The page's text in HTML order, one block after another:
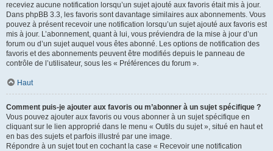
receviez aucune notification lorsqu’un sujet ajouté aux favoris était mis à jour.
Dans phpBB 3.3, les favoris sont davantage similaires aux abonnements. Vous
pouvez à présent recevoir une notification lorsqu’un sujet ajouté aux favoris est
mis à jour. L’abonnement, quant à lui, vous préviendra de la mise à jour d’un
forum ou d’un sujet auquel vous êtes abonné. Les options de notification des
favoris et des abonnements peuvent être modifiés depuis le panneau de
contrôle de l’utilisateur, sous les « Préférences du forum ».
Haut
Comment puis-je ajouter aux favoris ou m’abonner à un sujet spécifique ?
Vous pouvez ajouter aux favoris ou vous abonner à un sujet spécifique en
cliquant sur le lien approprié dans le menu « Outils du sujet », situé en haut et
en bas des sujets et parfois illustré par une image.
Répondre à un sujet tout en cochant la case « Recevoir une notification